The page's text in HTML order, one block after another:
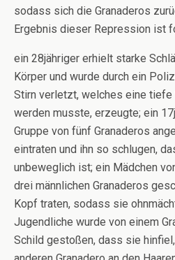
sodass sich die Granaderos
Ergebnis dieser Repression ist
ein 28jähriger erhielt starke
Körper und wurde durch ein
Stirn verletzt, welches eine tiefe
werden musste, erzeugte; ein
Gruppe von fünf Granaderos
eintraten und ihn so schlugen,
unbeweglich ist; ein Mädchen
drei männlichen Granaderos
Kopf traten, sodass sie
Jugendliche wurde von einem
Schild gestoßen, dass sie